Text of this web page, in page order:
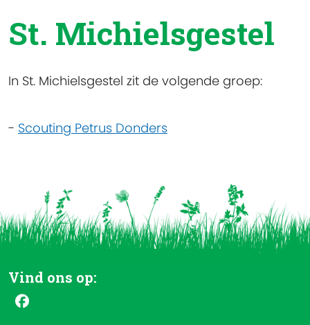
St. Michielsgestel
In St. Michielsgestel zit de volgende groep:
- Scouting Petrus Donders
Vind ons op: